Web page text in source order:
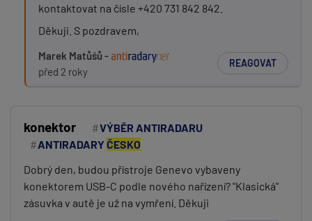
kontaktovat na čísle +420 731 842 842.
Děkuji. S pozdravem,
Marek Matůšů -
před 2 roky
REAGOVAT
konektor
VÝBĚR ANTIRADARU
ANTIRADARYČESKO
Dobrý den, budou přístroje Genevo vybaveny
konektorem USB-C podle nového nařízení? "Klasická"
zásuvka v autě je už na vymření. Děkuji